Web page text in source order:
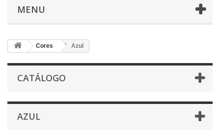
MENU
Cores Azul
CATÁLOGO
AZUL